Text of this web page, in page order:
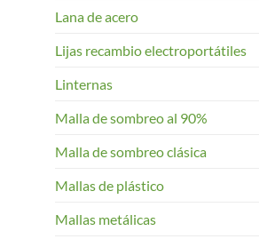
Lana de acero
Lijas recambio electroportátiles
Linternas
Malla de sombreo al 90%
Malla de sombreo clásica
Mallas de plástico
Mallas metálicas